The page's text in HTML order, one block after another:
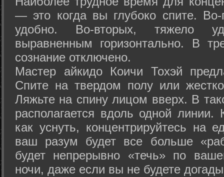
— это когда вы глубоко спите.
удобно. Во-вторых, тяжело
выравненным горизонтально. В
сознание отключено.
Мастер айкидо Коичи Тохэй
Спите на твердом полу или
Ляжьте на спину лицом вверх. В
располагается вдоль одной
как уснуть, концентрируйтесь на
ваш разум будет все больше
будет непрерывно «течь» по
ночи, даже если вы не будете